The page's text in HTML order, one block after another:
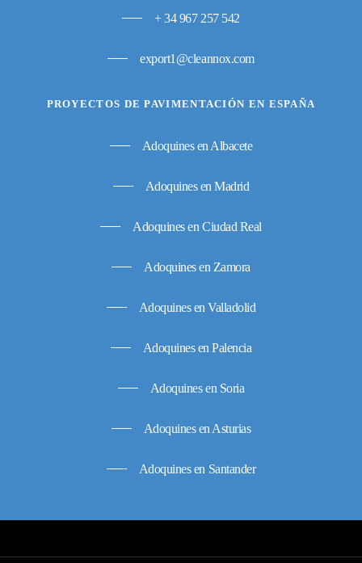
+ 34 967 257 542
export1@cleannox.com
PROYECTOS DE PAVIMENTACIÓN EN ESPAÑA
Adoquines en Albacete
Adoquines en Madrid
Adoquines en Ciudad Real
Adoquines en Zamora
Adoquines en Valladolid
Adoquines en Palencia
Adoquines en Soria
Adoquines en Asturias
Adoquines en Santander